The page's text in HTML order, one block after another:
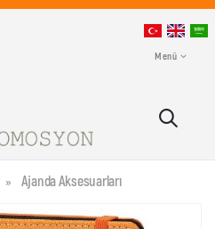
Menü
Ajanda Aksesuarları